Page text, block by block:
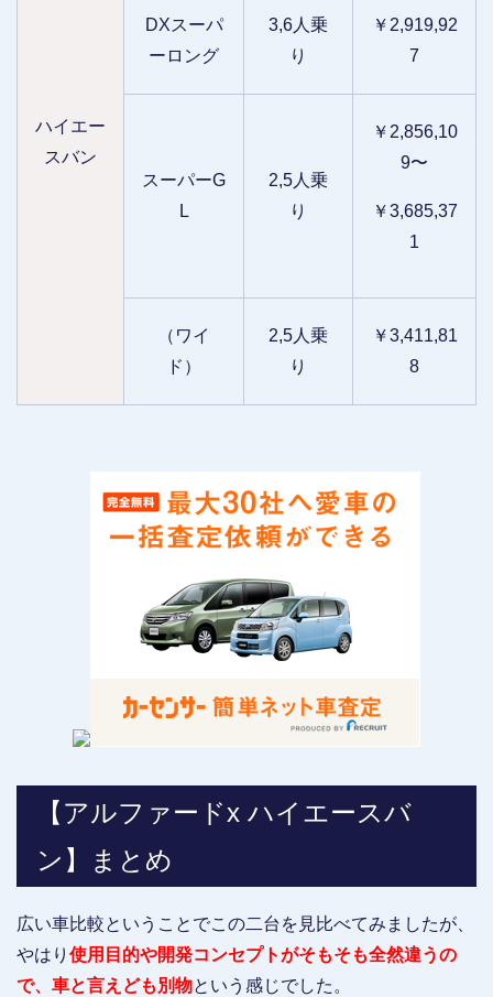
ハイエー
スバン
DXスーパ
ーロング
3,6人乗
り
￥2,919,92
7
スーパーG
L
2,5人乗
り
￥2,856,10
9〜
￥3,685,37
1
（ワイ
ド）
2,5人乗
り
￥3,411,81
8
【アルファードx ハイエースバ
ン】まとめ
広い車比較ということでこの二台を見比べてみましたが、
やはり 使用目的や開発コンセプトがそもそも全然違うの
で、車と言えども別物という感じでした。